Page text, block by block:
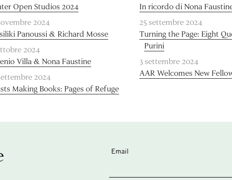
Open Studios 2024
2024
Panoussi & Richard Mosse
2024
Villa & Nona Faustine
2024
Making Books: Pages of Refuge
In ricordo di Nona
25 settembre 2024
Turning the Page: Eight
Purini
3 settembre 2024
AAR Welcomes New
Email